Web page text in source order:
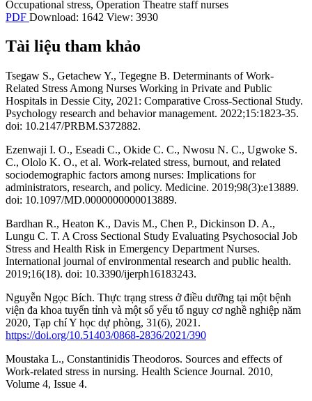
Occupational stress, Operation Theatre staff nurses
PDF Download: 1642 View: 3930
Tài liệu tham khảo
Tsegaw S., Getachew Y., Tegegne B. Determinants of Work-
Related Stress Among Nurses Working in Private and Public
Hospitals in Dessie City, 2021: Comparative Cross-Sectional Study.
Psychology research and behavior management. 2022;15:1823-35.
doi: 10.2147/PRBM.S372882.
Ezenwaji I. O., Eseadi C., Okide C. C., Nwosu N. C., Ugwoke S.
C., Ololo K. O., et al. Work-related stress, burnout, and related
sociodemographic factors among nurses: Implications for
administrators, research, and policy. Medicine. 2019;98(3):e13889.
doi: 10.1097/MD.0000000000013889.
Bardhan R., Heaton K., Davis M., Chen P., Dickinson D. A.,
Lungu C. T. A Cross Sectional Study Evaluating Psychosocial Job
Stress and Health Risk in Emergency Department Nurses.
International journal of environmental research and public health.
2019;16(18). doi: 10.3390/ijerph16183243.
Nguyễn Ngọc Bích. Thực trạng stress ở điều dưỡng tại một bệnh
viện đa khoa tuyến tỉnh và một số yếu tố nguy cơ nghề nghiệp năm
2020, Tạp chí Y học dự phòng, 31(6), 2021.
https://doi.org/10.51403/0868-2836/2021/390
Moustaka L., Constantinidis Theodoros. Sources and effects of
Work-related stress in nursing. Health Science Journal. 2010,
Volume 4, Issue 4.